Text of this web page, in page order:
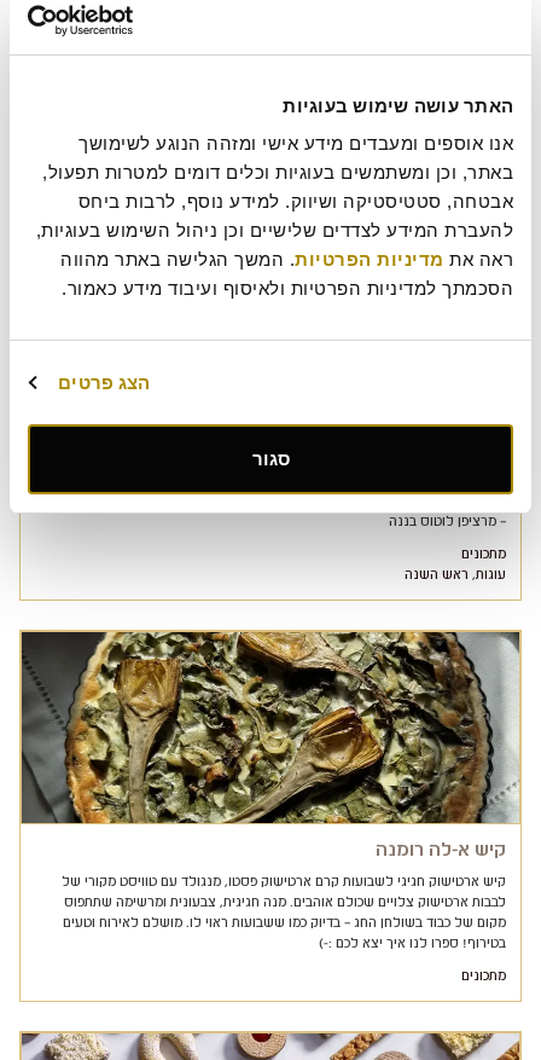
האתר עושה שימוש בעוגיות
ראה את מדיניות הפרטיות
הסכמתך למדיניות הפרטיות ולאיסוף ועיבוד מידע כאמור.
הצג פרטים
סגור
כדאי לטעום גם מאלה!
1/4 כוס(60 גר') קמח כפית תמצית וניל אופן הכנה מרדדים … להמשיך לקרוא אוזן המן
– מרציפן לוטוס בננה
מתכונים
עוגות, ראש השנה
קיש א-לה רומנה
קיש ארטישוק חגיגי לשבועות קרם ארטישוק פסטו, מנגולד עם טוויסט מקורי של
לבבות ארטישוק צלויים שכולם אוהבים. מנה חגיגית, צבעונית ומרשימה שתתפוס
מקום של כבוד בשולחן החג – בדיוק כמו ששבועות ראוי לו. מושלם לאירוח וטעים
בטירוף! ספרו לנו איך יצא לכם :-)
מתכונים